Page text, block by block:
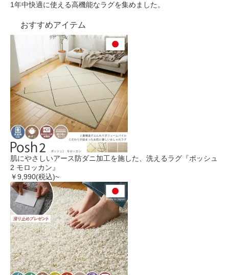
1年中快適に使える高機能なラグを集めました。
おすすめアイテム
肌にやさしいアース防ダニ加工を施した、洗えるラグ『ポッシュ
2 モロッカン』
￥9,990(税込)~